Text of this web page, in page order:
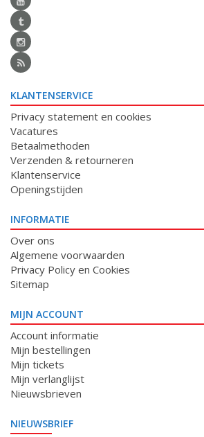
KLANTENSERVICE
Privacy statement en cookies
Vacatures
Betaalmethoden
Verzenden & retourneren
Klantenservice
Openingstijden
INFORMATIE
Over ons
Algemene voorwaarden
Privacy Policy en Cookies
Sitemap
MIJN ACCOUNT
Account informatie
Mijn bestellingen
Mijn tickets
Mijn verlanglijst
Nieuwsbrieven
NIEUWSBRIEF